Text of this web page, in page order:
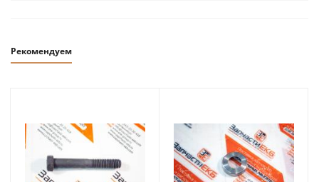
Рекомендуем